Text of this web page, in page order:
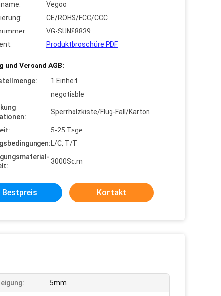
Vegoo
CE/ROHS/FCC/CCC
VG-SUN88839
Produktbroschüre PDF
und Versand AGB:
1 Einheit
negotiable
Sperrholzkiste/Flug-Fall/Karton
5-25 Tage
L/C, T/T
3000Sq.m
Bestpreis Kontakt
5mm